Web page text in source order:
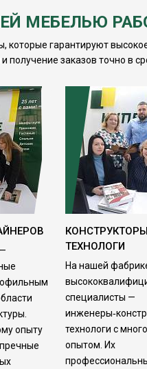
МЕБЕЛЬЮ
которые гарантируют
получение заказов точно в
опыту
ТЕХНОЛОГИ
На нашей
специалисты —
технологи с
опытом. Их